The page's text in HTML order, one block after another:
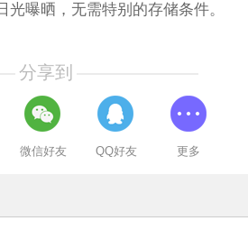
光曝晒，无需特别的存储条件。
分享到
微信好友 QQ好友 更多